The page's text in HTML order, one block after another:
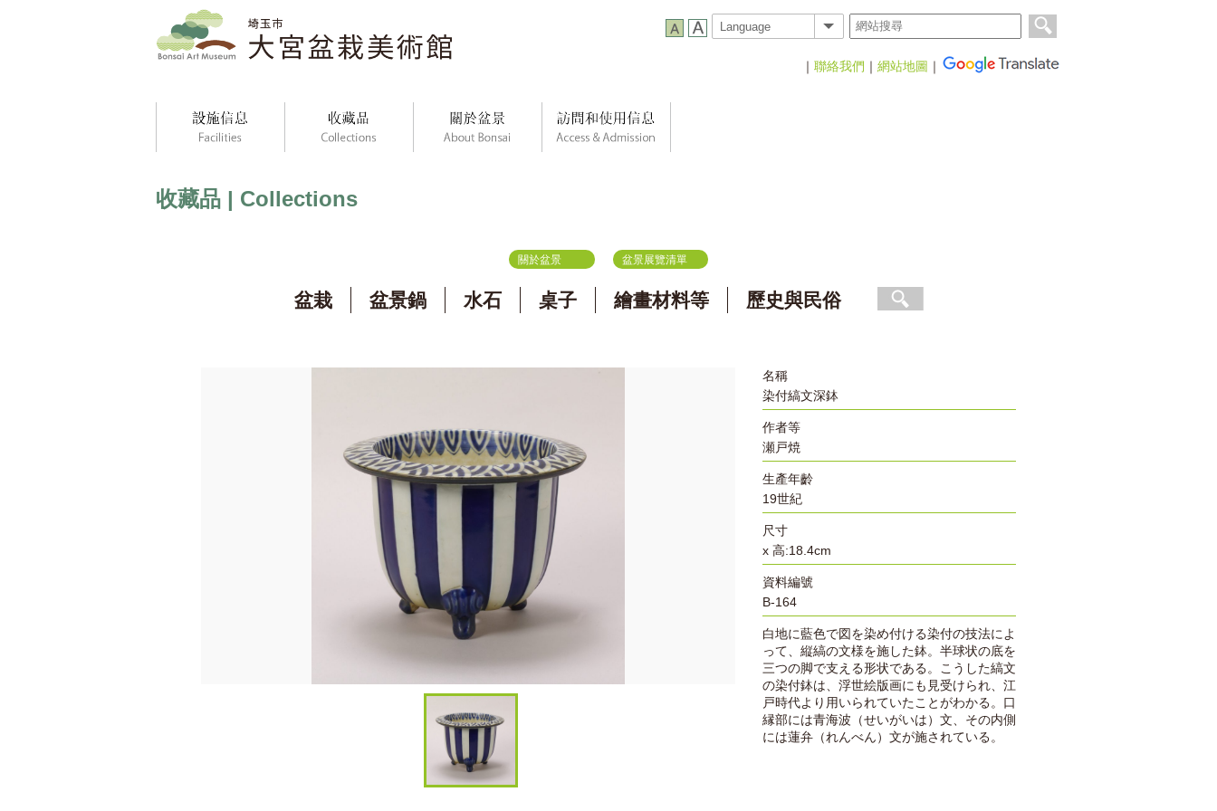
｜ 聯絡我們 ｜ 網站地圖 ｜
收藏品 | Collections
關於盆景 盆景展覽清單
盆栽 盆景鍋 水石 桌子 繪畫材料等 歷史與民俗
名稱
染付縞文深鉢
作者等
瀬戸焼
生產年齡
19世紀
尺寸
x 高:18.4cm
資料編號
B-164
白地に藍色で図を染め付ける染付の技法によ
って、縦縞の文様を施した鉢。半球状の底を
三つの脚で支える形状である。こうした縞文
の染付鉢は、浮世絵版画にも見受けられ、江
戸時代より用いられていたことがわかる。口
縁部には青海波（せいがいは）文、その内側
には蓮弁（れんべん）文が施されている。